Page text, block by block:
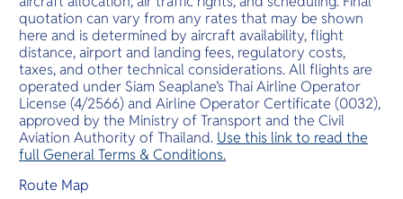
quotation can vary from any rates that may be shown
here and is determined by aircraft availability, flight
distance, airport and landing fees, regulatory costs,
taxes, and other technical considerations. All flights are
operated under Siam Seaplane’s Thai Airline Operator
License (4/2566) and Airline Operator Certificate (0032),
approved by the Ministry of Transport and the Civil
Aviation Authority of Thailand. Use this link to read the
full General Terms & Conditions.
Route Map